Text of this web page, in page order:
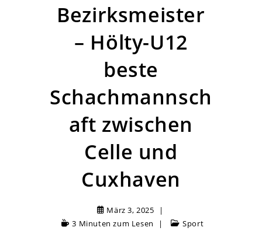
Bezirksmeister
– Hölty-U12
beste
Schachmannsch
aft zwischen
Celle und
Cuxhaven
März 3, 2025
3 Minuten zum Lesen
Sport